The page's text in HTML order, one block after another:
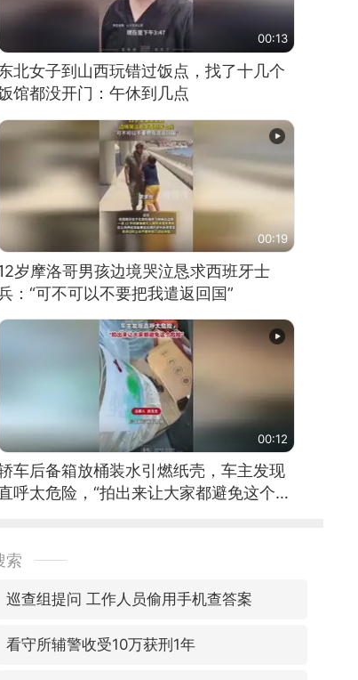
00:13
北女子到山西玩错过饭点，找了十几个
馆都没开门：午休到几点
00:19
岁摩洛哥男孩边境哭泣恳求西班牙士
：“可不可以不要把我遣返回国”
00:12
车后备箱放桶装水引燃纸壳，车主发现
呼太危险，“拍出来让大家都避免这个危
索
巡查组提问 工作人员偷用手机查答案
看守所辅警收受10万获刑1年